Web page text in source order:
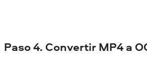
Paso 4. Convertir MP4 a